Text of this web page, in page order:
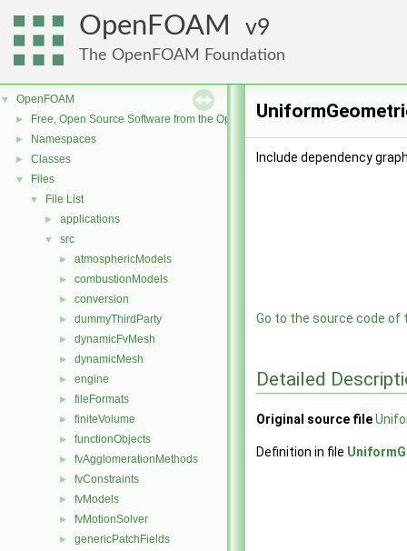
OpenFOAM 9
The OpenFOAM Foundation
▼ OpenFOAM
► Free, Open Source Software from the OpenFOAM Foundation
► Namespaces
► Classes
▼ Files
▼ File List
► applications
▼ src
► atmosphericModels
► combustionModels
► conversion
► dummyThirdParty
► dynamicFvMesh
► dynamicMesh
► engine
► fileFormats
► finiteVolume
► functionObjects
► fvAgglomerationMethods
► fvConstraints
► fvModels
► fvMotionSolver
► genericPatchFields
Include dependency
Go to the source code of
Detailed
Original source file
Definition in file